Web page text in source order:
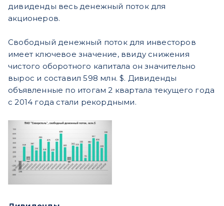
дивиденды весь денежный поток для
акционеров.
Свободный денежный поток для инвесторов
имеет ключевое значение, ввиду снижения
чистого оборотного капитала он значительно
вырос и составил 598 млн. $. Дивиденды
объявленные по итогам 2 квартала текущего года
с 2014 года стали рекордными.